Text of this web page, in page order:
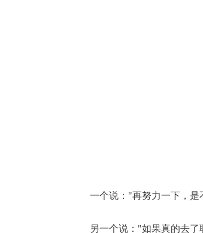
一个说："再努力一下，是
另一个说："如果真的去